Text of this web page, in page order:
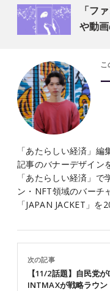
「フ
や動
こ
「あたらしい経済」編
記事のバナーデザイン
「あたらしい経済」
ン・NFT領域のバーチ
「JAPAN JACKET」を
次の記事
【11/2話題】自民党
INTMAXが戦略ラウン